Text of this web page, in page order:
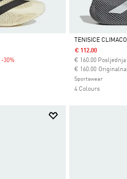
-30%
Da
TENISICE
€ 112.00
€
160.00
Cijena umanjena od
€ 160.00za
Sportswear
4 Colours